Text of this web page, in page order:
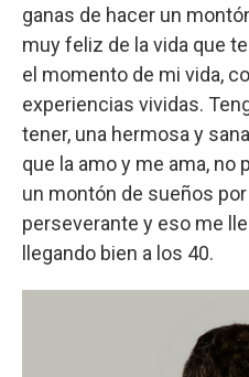
ganas de hacer un
muy feliz de la vida que
el momento de mi vida,
experiencias vividas.
tener, una hermosa y
que la amo y me ama, no
un montón de sueños
perseverante y eso me
llegando bien a los 40.